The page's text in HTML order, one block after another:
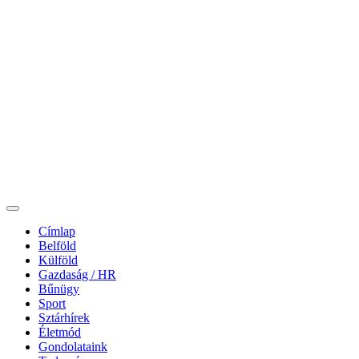
Címlap
Belföld
Külföld
Gazdaság / HR
Bűnügy
Sport
Sztárhírek
Életmód
Gondolataink